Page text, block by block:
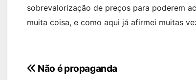
sobrevalorização de preços para poderem
muita coisa, e como aqui já afirmei muitas
Navegação
Não é propaganda